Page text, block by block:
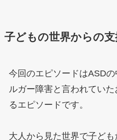
子どもの世界からの支
今回のエピソードはASD
ルガー障害と言われてい
るエピソードです。
大人から見た世界で子ど